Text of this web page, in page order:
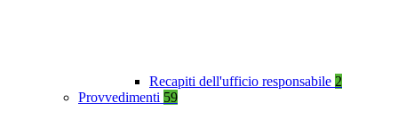
Recapiti dell'ufficio responsabile 2
Provvedimenti 59